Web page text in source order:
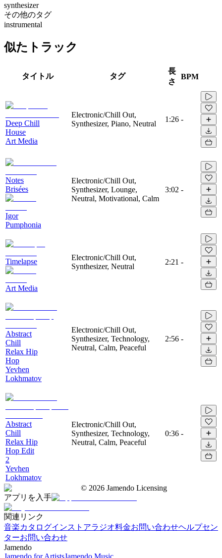
synthesizer
その他のタグ
instrumental
似たトラック
タイトル タグ
長
さ
BPM
Deep Chill
House
Art Media
Electronic/Chill Out,
Synthesizer, Piano, Neutral
1:26 -
Notes
Brisées
Igor
Pumphonia
Electronic/Chill Out,
Synthesizer, Lounge,
Neutral, Motivational, Calm
3:02 -
Timelapse
Art Media
Electronic/Chill Out,
Synthesizer, Neutral
2:21 -
Abstract
Chill
Relax Hip
Hop
Yevhen
Lokhmatov
Electronic/Chill Out,
Synthesizer, Technology,
Neutral, Calm, Peaceful
2:56 -
Abstract
Chill
Relax Hip
Hop Edit
2
Yevhen
Lokhmatov
Electronic/Chill Out,
Synthesizer, Technology,
Neutral, Calm, Peaceful
0:36 -
© 2026 Jamendo Licensing
アプリを入手
関連リンク
音楽カタログインストアラジオ料金お問い合わせヘルプセン
ターお問い合わせ
Jamendo
Jamendo for ArtistsJamendo Music